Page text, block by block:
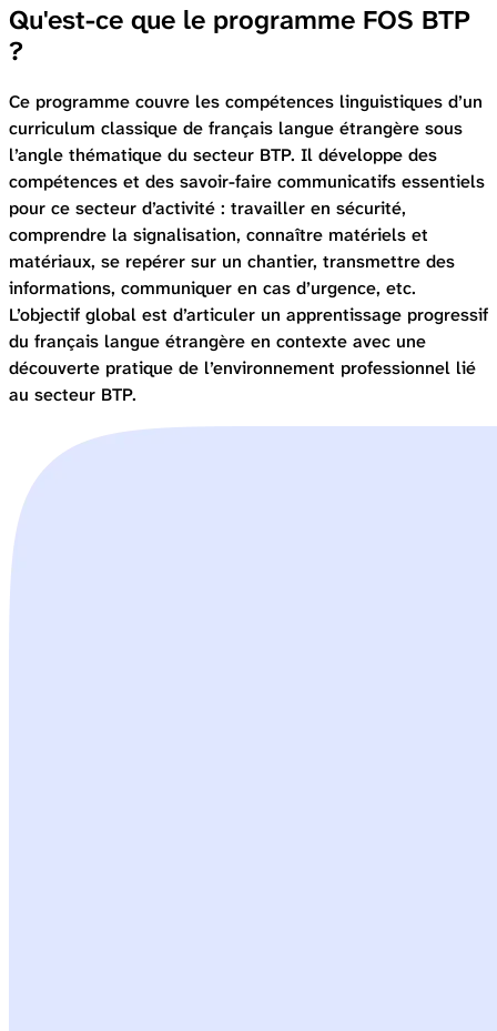
Qu'est-ce que le programme FOS BTP
?
Ce programme couvre les compétences linguistiques d’un
curriculum classique de français langue étrangère sous
l’angle thématique du secteur BTP. Il développe des
compétences et des savoir-faire communicatifs essentiels
pour ce secteur d’activité : travailler en sécurité,
comprendre la signalisation, connaître matériels et
matériaux, se repérer sur un chantier, transmettre des
informations, communiquer en cas d’urgence, etc.
L’objectif global est d’articuler un apprentissage progressif
du français langue étrangère en contexte avec une
découverte pratique de l’environnement professionnel lié
au secteur BTP.